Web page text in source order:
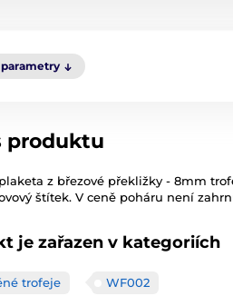
parametry
produktu
z březové překližky - 8mm
štítek. V ceně poháru není
je zařazen v kategoriích
trofeje WF002